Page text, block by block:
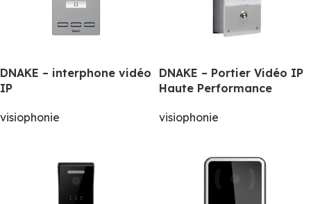
DNAKE – interphone vidéo
IP
visiophonie
DNAKE – Portier Vidéo IP
Haute Performance
visiophonie